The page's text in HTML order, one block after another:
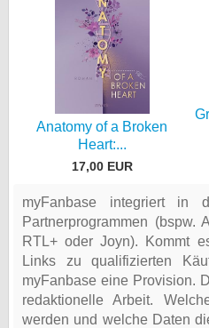
Anatomy of a Broken
Heart:...
17,00 EUR
myFanbase integriert in
Partnerprogrammen (bspw.
RTL+ oder Joyn). Kommt
Links zu qualifizierten
myFanbase eine Provision.
redaktionelle Arbeit.
werden und welche Daten